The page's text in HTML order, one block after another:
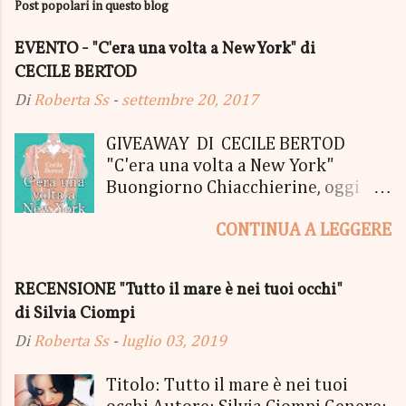
Post popolari in questo blog
EVENTO - "C'era una volta a New York" di
CECILE BERTOD
DiRoberta Ss - settembre 20, 2017
GIVEAWAY DI CECILE BERTOD
"C'era una volta a New York"
Buongiorno Chiacchierine, oggi
lanciamo il SUPER MEGA GIVEAWAY
05 Ottobre di "C'era una volta a
New York", edito Newton Compton.
Un Giveaway molto ricco per la
Premio, che si aggiudicherà tutto
CONTINUA A LEGGERE
RECENSIONE "Tutto il mare è nei tuoi occhi"
di Silvia Ciompi
DiRoberta Ss - luglio 03, 2019
Titolo: Tutto il mare è nei tuoi